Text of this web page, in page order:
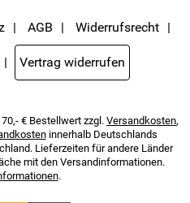
AGB Widerrufsrecht
Vertrag widerrufen
€ Bestellwert zzgl. Versandkosten,
innerhalb Deutschlands
Lieferzeiten für andere Länder
mit den Versandinformationen.
.